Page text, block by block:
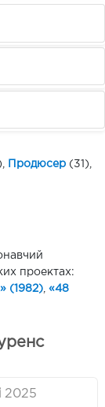
Продюсер (31),
проектах:
(1982) «48
2025